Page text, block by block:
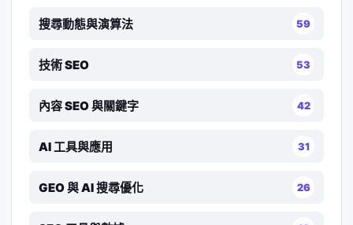
搜尋動態與演算法 59
技術 SEO 53
內容 SEO 與關鍵字 42
AI 工具與應用 31
GEO 與 AI 搜尋優化 26